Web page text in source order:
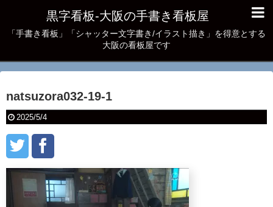
黒字看板‐大阪の手書き看板屋
「手書き看板」「シャッター文字書き/イラスト描き」を得意とする
大阪の看板屋です
natsuzora032-19-1
2025/5/4